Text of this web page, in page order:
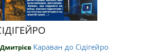
Караван до Сідігейро